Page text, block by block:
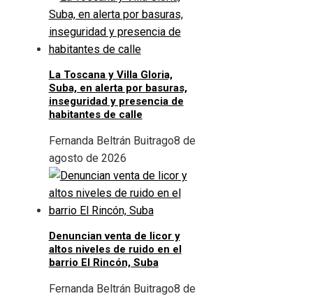
La Toscana y Villa Gloria,
Suba, en alerta por basuras,
inseguridad y presencia de
habitantes de calle
Fernanda Beltrán Buitrago8 de
agosto de 2026
Denuncian venta de licor y
altos niveles de ruido en el
barrio El Rincón, Suba
Fernanda Beltrán Buitrago8 de